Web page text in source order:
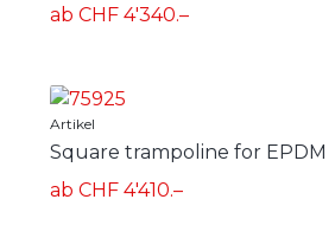
ab CHF 4'340.–
Artikel
Square trampoline for EPDM
ab CHF 4'410.–